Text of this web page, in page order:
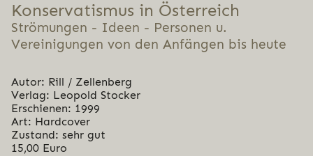
Kon­ser­va­tis­mus in Österreich
Strömungen - Ideen - Personen u.
Vereinigungen von den Anfängen bis heute
Autor: Rill / Zellenberg
Verlag: Leopold Stocker
Erschienen: 1999
Art: Hardcover
Zustand: sehr gut
15,00 Euro